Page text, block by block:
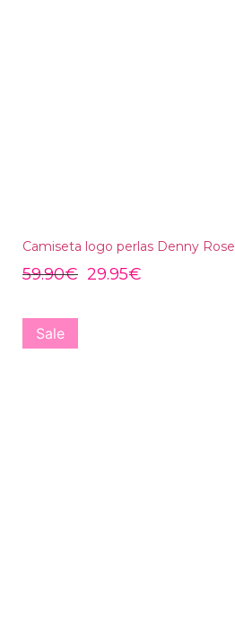
Camiseta logo perlas Denny Rose
59.90€ 29.95€
Sale